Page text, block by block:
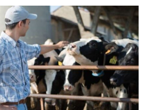
Eventi
Ruminantia Mese
Contatti